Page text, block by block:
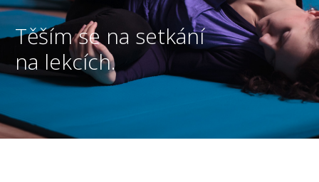
Těším se na setkání
na lekcích.